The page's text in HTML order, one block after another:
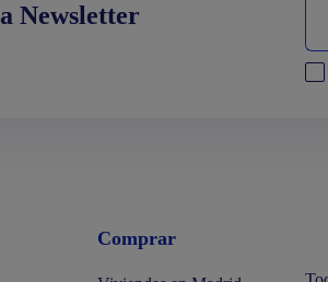
Newsletter
Comprar